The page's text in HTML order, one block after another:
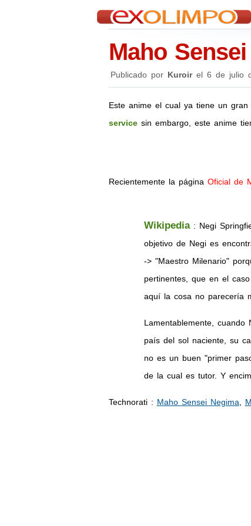
Maho
Publicado por Kuroirel 6 de julio
Este anime el cual ya tiene un
servicesin embargo, este anime
Recientemente la página Oficial de
Wikipedia: Negi
objetivo de Negi es
-> "Maestro Milenario"
pertinentes, que en el
aquí la cosa no parecería
Lamentablemente,
país del sol naciente, su
no es un buen "primer
de la cual es tutor. Y
Technorati: Maho Sensei Negima